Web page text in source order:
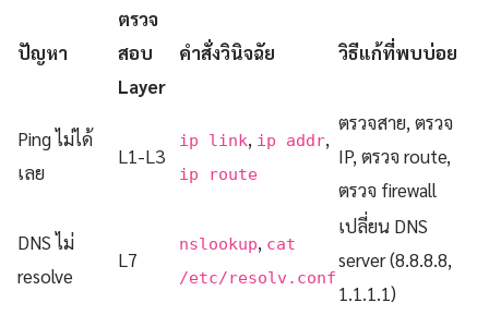
ปัญหา
ตรวจ
สอบ
Layer
คำสั่งวินิจฉัย วิธีแก้ที่พบบ่อย
Ping ไม่ได้
เลย
L1-L3
ip link, ip addr,
ip route
ตรวจสาย, ตรวจ
IP, ตรวจ route,
ตรวจ firewall
DNS ไม่
resolve
L7
nslookup, cat
/etc/resolv.conf
เปลี่ยน DNS
server (8.8.8.8,
1.1.1.1)